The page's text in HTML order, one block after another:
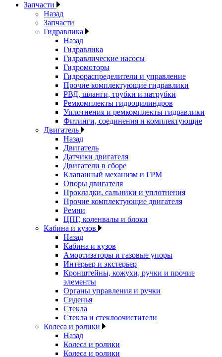
Запчасти
Назад
Запчасти
Гидравлика
Назад
Гидравлика
Гидравлические насосы
Гидромоторы
Гидрораспределители и управление
Прочие комплектующие гидравлики
РВД, шланги, трубки и патрубки
Ремкомплекты гидроцилиндров
Уплотнения и ремкомплекты гидравлики
Фитинги, соединения и комплектующие
Двигатель
Назад
Двигатель
Датчики двигателя
Двигатели в сборе
Клапанный механизм и ГРМ
Опоры двигателя
Прокладки, сальники и уплотнения
Прочие комплектующие двигателя
Ремни
ЦПГ, коленвалы и блоки
Кабина и кузов
Назад
Кабина и кузов
Амортизаторы и газовые упоры
Интерьер и экстерьер
Кронштейны, кожухи, ручки и прочие
элементы
Органы управления и ручки
Сиденья
Стекла
Стекла и стеклоочистители
Колеса и ролики
Назад
Колеса и ролики
Колеса и ролики